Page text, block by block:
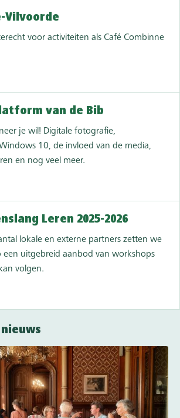
Vilvoorde
voor activiteiten als Café Combinne
van de Bib
je wil! Digitale fotografie,
10, de invloed van de media,
en nog veel meer.
Leren 2025-2026
lokale en externe partners zetten we
een uitgebreid aanbod van workshops
volgen.